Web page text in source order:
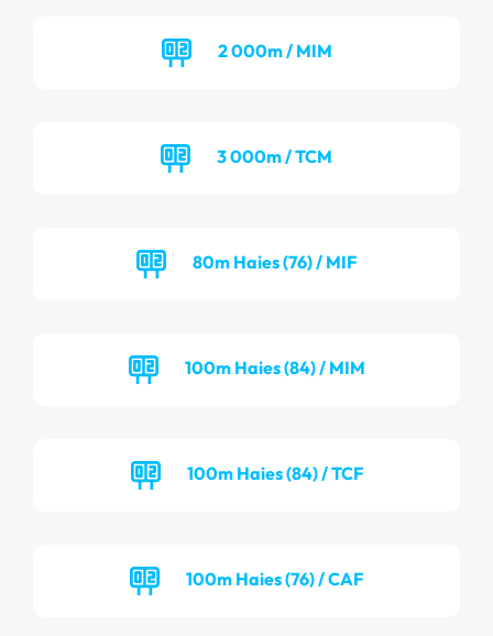
2 000m / MIM
3 000m / TCM
80m Haies (76) / MIF
100m Haies (84) / MIM
100m Haies (84) / TCF
100m Haies (76) / CAF